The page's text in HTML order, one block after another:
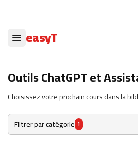
easyT
Outils ChatGPT et
Choisissez votre prochain cours dans la
Filtrer par catégorie 1